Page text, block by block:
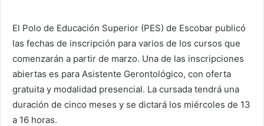
El Polo de Educación Superior (PES) de Escobar publicó
las fechas de inscripción para varios de los cursos que
comenzarán a partir de marzo. Una de las inscripciones
abiertas es para Asistente Gerontológico, con oferta
gratuita y modalidad presencial. La cursada tendrá una
duración de cinco meses y se dictará los miércoles de 13
a 16 horas.